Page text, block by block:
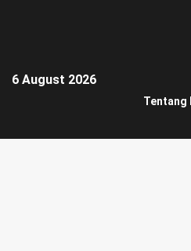
6 August 2026
Tentang